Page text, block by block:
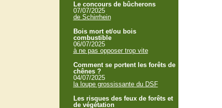
Le concours de bûcherons
07/07/2025
de Schirrhein
Bois mort et/ou bois
combustible
06/07/2025
à ne pas opposer trop vite
Comment se portent les forêts de
chênes ?
04/07/2025
la loupe grossissante du DSF
Les risques des feux de forêts et
de végétation